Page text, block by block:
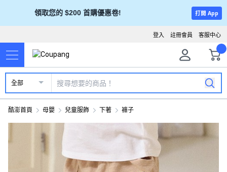
領取您的 $200 首購優惠卷! 打開 App
客服中心
註冊會員
登入
全部
酷澎首頁 母嬰 兒童服飾 下著 褲子